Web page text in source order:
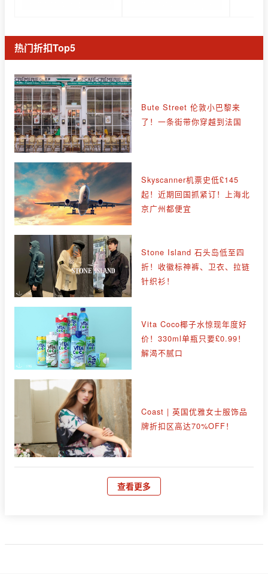
热门折扣Top5
Bute Street 伦敦小巴黎来
了！一条街带你穿越到法国
Skyscanner机票史低£145
起！近期回国抓紧订！上海北
京广州都便宜
Stone Island 石头岛低至四
折！收徽标神裤、卫衣、拉链
针织衫！
Vita Coco椰子水惊现年度好
价！330ml单瓶只要£0.99！
解渴不腻口
Coast | 英国优雅女士服饰品
牌折扣区高达70%OFF！
查看更多